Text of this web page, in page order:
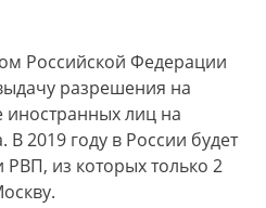
Российской Федерации
разрешения на
лиц на
В 2019 году в России будет
из которых только 2